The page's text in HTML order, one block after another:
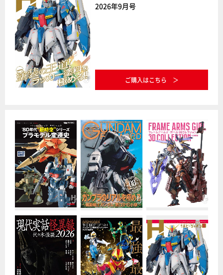
2026年9月号
ご購入はこちら